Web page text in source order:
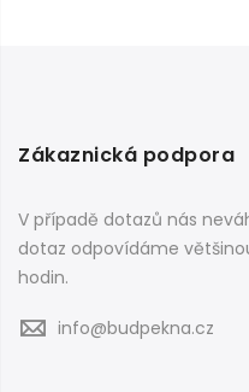
Zákaznická podpora
V případě dotazů nás
dotaz odpovídáme
hodin.
info@budpekna.cz